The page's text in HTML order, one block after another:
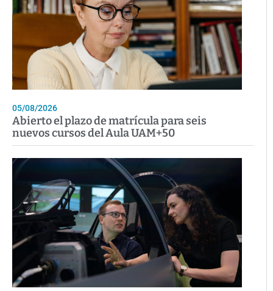
05/08/2026
Abierto el plazo de matrícula para seis
nuevos cursos del Aula UAM+50